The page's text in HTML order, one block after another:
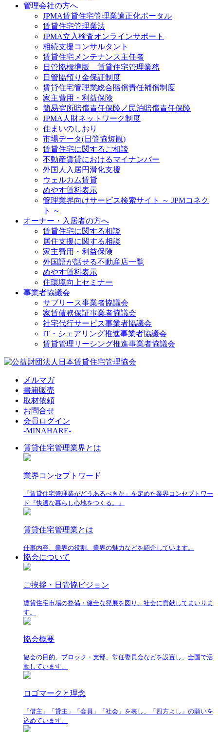
管理会社の方へ
JPMA賃貸住宅管理業適正化ポータル
賃貸住宅管理業法
JPMA立入検査オンラインサポート
相続支援コンサルタント
賃貸住宅メンテナンス主任者
日管協標準版 賃貸住宅管理業務
日管協預り金保証制度
賃貸住宅管理業総合賠償責任補償制度
家主費用・利益保険
簡易宿所賠償責任保険／民泊賠償責任保険
JPMA人財ネットワーク制度
住まいのしおり
市場データ(日管協短観)
賃貸住宅に関するご相談
不動産賃貸におけるマイナンバー
外国人入居円滑化支援
ウェルカム賃貸
めやす賃料表示
管理業界向けサービス検索サイト ～ JPMコネク
ト ～
オーナー・入居者の方へ
賃貸住宅に関する相談
居住支援に関する相談
家主費用・利益保険
外国語が話せる不動産店一覧
めやす賃料表示
住環境向上セミナー
事業者協議会
サブリース事業者協議会
家賃債務保証事業者協議会
社宅代行サービス事業者協議会
IT・シェアリング推進事業者協議会
賃貸管理リーシング推進事業者協議会
メルマガ
書籍販売
取材依頼
お問合せ
会員ログイン
-MINAHARE-
賃貸住宅管理業界とは
業界コンセプトワード
「賃貸住宅管理業がどうあるべきか」を定めた業界コンセプトワー
ド『快適な暮らし心地をつくる。』
賃貸住宅管理業とは
仕事内容、業界の役割、業界の魅力などを紹介しています。
協会について
ご挨拶・日管協ビジョン
賃貸住宅市場の整備・健全な発展を図り、社会に貢献してまいりま
す。
協会概要
協会の目的、ブロック・支部、常任委員会などを設置し、全国で活
動しています。
ロゴマークと理念
「借主」「貸主」「会員」「社会」を表し、「四方よし」の願いを
込めています。